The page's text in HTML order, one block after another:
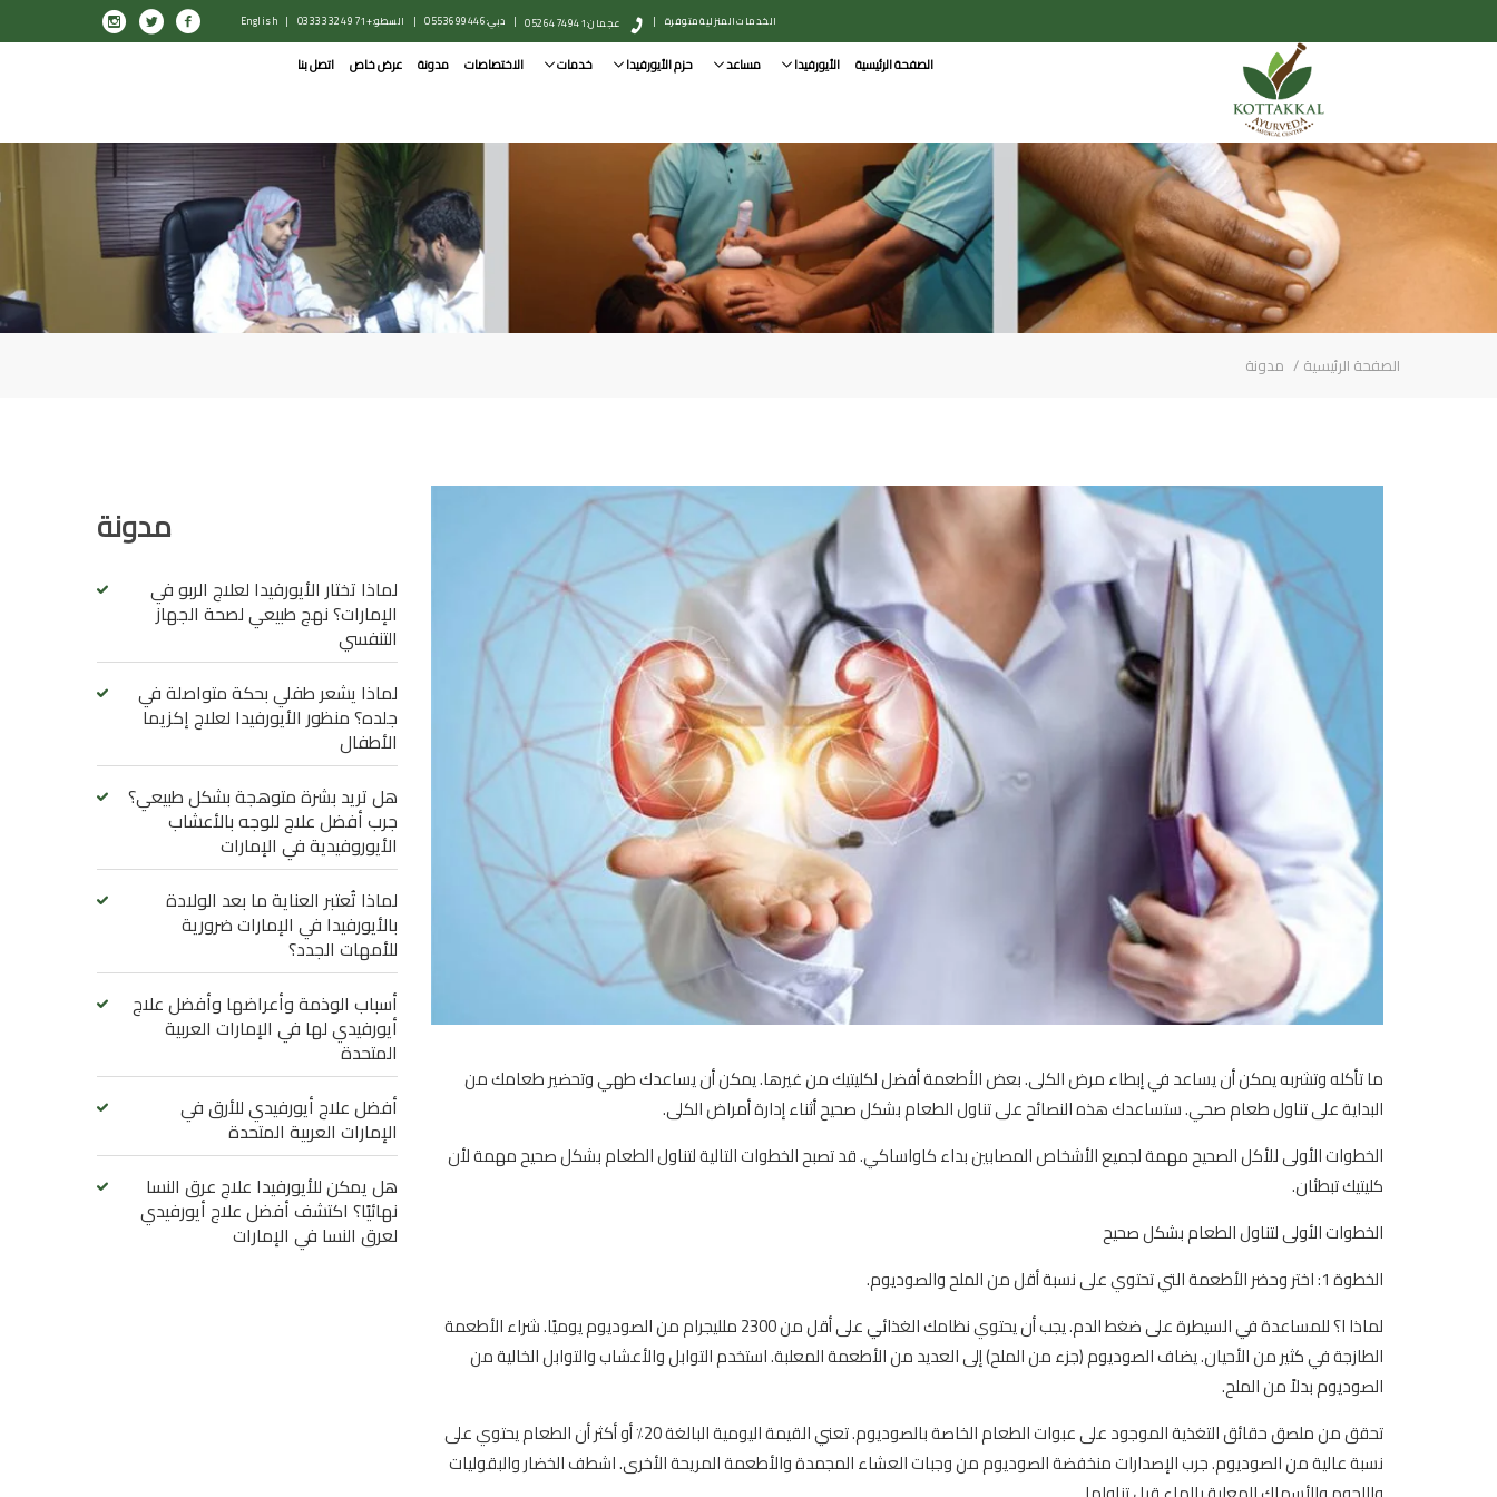
الخدمات المنزلية متوفرة | عجمان: 0526474941 | دبي: 0553699446 | السطو: +971 4 332 0333 |
English
الصفحة الرئيسية الأيورفيدا مساعد حزم الأيورفيدا خدمات الاختصاصات مدونة عرض خاص اتصل بنا
الصفحة الرئيسية مدونة
ما تأكله وتشربه يمكن أن يساعد في إبطاء مرض الكلى. بعض الأطعمة أفضل لكليتيك من غيرها. يمكن أن يساعدك طهي وتحضير طعامك من
البداية على تناول طعام صحي. ستساعدك هذه النصائح على تناول الطعام بشكل صحيح أثناء إدارة أمراض الكلى.
الخطوات الأولى للأكل الصحيح مهمة لجميع الأشخاص المصابين بداء كاواساكي. قد تصبح الخطوات التالية لتناول الطعام بشكل صحيح مهمة لأن
كليتيك تبطئان.
الخطوات الأولى لتناول الطعام بشكل صحيح
الخطوة 1: اختر وحضر الأطعمة التي تحتوي على نسبة أقل من الملح والصوديوم.
لماذا ا؟ للمساعدة في السيطرة على ضغط الدم. يجب أن يحتوي نظامك الغذائي على أقل من 2300 ملليجرام من الصوديوم يوميًا. شراء الأطعمة
الطازجة في كثير من الأحيان. يضاف الصوديوم (جزء من الملح) إلى العديد من الأطعمة المعلبة. استخدم التوابل والأعشاب والتوابل الخالية من
الصوديوم بدلاً من الملح.
تحقق من ملصق حقائق التغذية الموجود على عبوات الطعام الخاصة بالصوديوم. تعني القيمة اليومية البالغة 20٪ أو أكثر أن الطعام يحتوي على
نسبة عالية من الصوديوم. جرب الإصدارات منخفضة الصوديوم من وجبات العشاء المجمدة والأطعمة المريحة الأخرى. اشطف الخضار والبقوليات
مدونة
لماذا تختار الأيورفيدا لعلاج الربو في
الإمارات؟ نهج طبيعي لصحة الجهاز
التنفسي
لماذا يشعر طفلي بحكة متواصلة في
جلده؟ منظور الأيورفيدا لعلاج إكزيما
الأطفال
هل تريد بشرة متوهجة بشكل طبيعي؟
جرب أفضل علاج للوجه بالأعشاب
الأيوروفيدية في الإمارات
لماذا تُعتبر العناية ما بعد الولادة
بالأيورفيدا في الإمارات ضرورية
للأمهات الجدد؟
أسباب الوذمة وأعراضها وأفضل علاج
أيورفيدي لها في الإمارات العربية
المتحدة
أفضل علاج أيورفيدي للأرق في
الإمارات العربية المتحدة
هل يمكن للأيورفيدا علاج عرق النسا
نهائيًا؟ اكتشف أفضل علاج أيورفيدي
لعرق النسا في الإمارات